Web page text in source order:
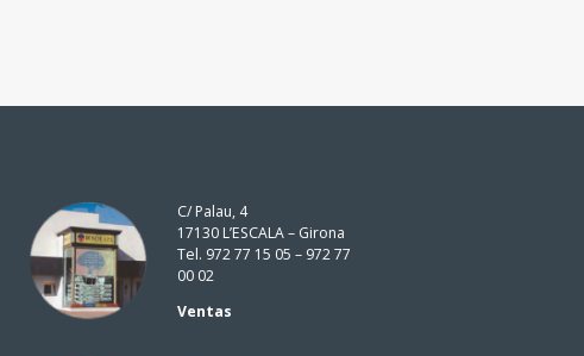
C/ Palau, 4
17130 L’ESCALA – Girona
Tel. 972 77 15 05 – 972 77
00 02
Ventas